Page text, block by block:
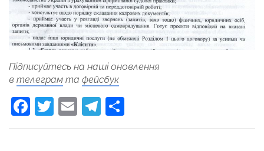
Підписуйтесь на наші оновлення
в телеграм та фейсбук
Facebook
Twitter
EmailTelegram